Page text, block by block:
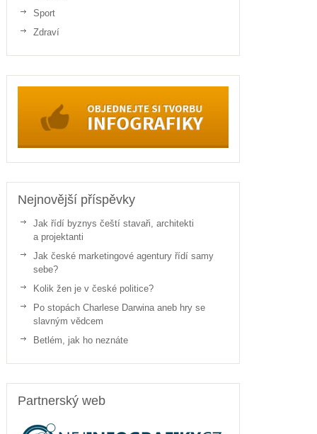
Sport
Zdraví
Nejnovější příspěvky
Jak řídí byznys čeští stavaři, architekti
a projektanti
Jak české marketingové agentury řídí samy
sebe?
Kolik žen je v české politice?
Po stopách Charlese Darwina aneb hry se
slavným vědcem
Betlém, jak ho neznáte
Partnerský web